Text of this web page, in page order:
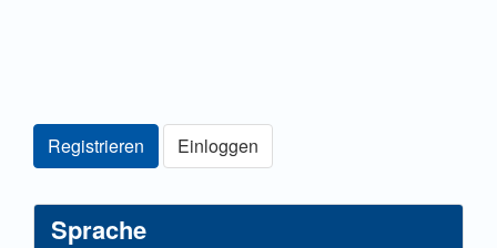
Registrieren Einloggen
Sprache